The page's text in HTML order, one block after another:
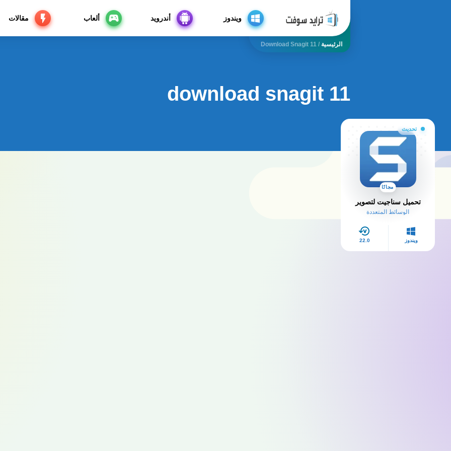
ويندوز أندرويد ألعاب مقالات
الرئيسية /
Download Snagit 11
download snagit 11
تحديث
مجانًا
تحميل سناجيت لتصوير
الوسائط المتعددة
ويندوز 22.0